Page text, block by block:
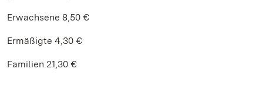
Erwachsene 8,50 €
Ermäßigte 4,30 €
Familien 21,30 €